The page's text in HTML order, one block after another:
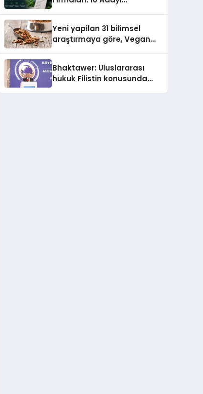
Yeni yapilan 31 bilimsel
araştırmaya göre, Vegan
Sindirildiğini Ortaya Koydu
Bhaktawer: Uluslararası
hukuk Filistin konusunda